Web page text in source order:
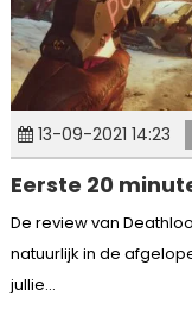
13-09-2021 14:23
Eerste 20
De review van
natuurlijk in de
jullie...